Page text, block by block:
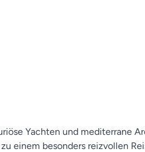
Yachten und mediterrane
einem besonders reizvollen